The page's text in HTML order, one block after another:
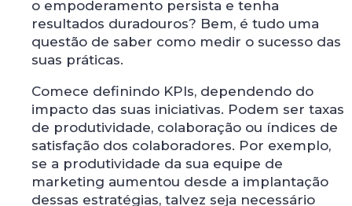
o empoderamento persista e tenha
resultados duradouros? Bem, é tudo uma
questão de saber como medir o sucesso das
suas práticas.
Comece definindo KPIs, dependendo do
impacto das suas iniciativas. Podem ser taxas
de produtividade, colaboração ou índices de
satisfação dos colaboradores. Por exemplo,
se a produtividade da sua equipe de
marketing aumentou desde a implantação
dessas estratégias, talvez seja necessário